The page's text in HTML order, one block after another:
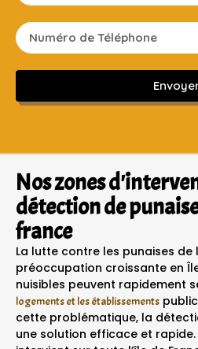
Nos zones
détection de
france
La lutte contre les punaises de
préoccupation croissante en
nuisibles peuvent rapidement
logements et les établissements
cette problématique, la
une solution efficace et rapide.